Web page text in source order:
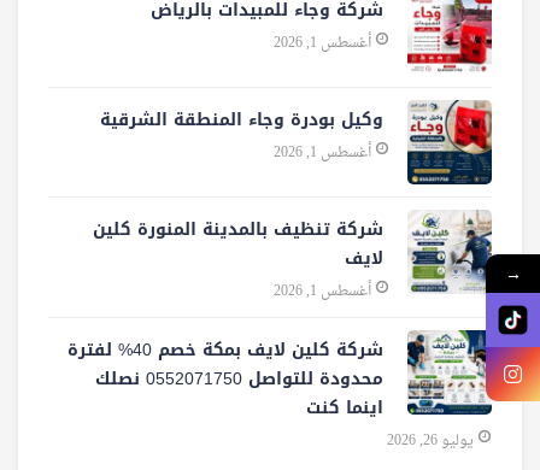
شركة وجاء للمبيدات بالرياض
أغسطس 1, 2026
وكيل بودرة وجاء المنطقة الشرقية
أغسطس 1, 2026
شركة تنظيف بالمدينة المنورة كلين
لايف
أغسطس 1, 2026
شركة كلين لايف بمكة خصم 40% لفترة
محدودة للتواصل 0552071750 نصلك
اينما كنت
يوليو 26, 2026
→